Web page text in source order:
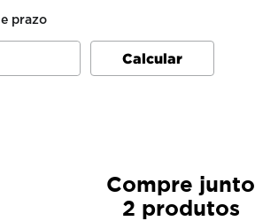
prazo
Compre junto
2 produtos